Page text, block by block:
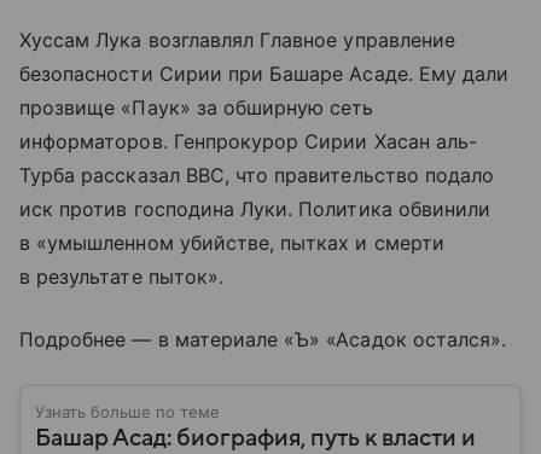
Хуссам Лука возглавлял Главное управление
безопасности Сирии при Башаре Асаде. Ему дали
прозвище «Паук» за обширную сеть
информаторов. Генпрокурор Сирии Хасан аль-
Турба рассказал BBC, что правительство подало
иск против господина Луки. Политика обвинили
в «умышленном убийстве, пытках и смерти
в результате пыток».
Подробнее — в материале «Ъ» «Асадок остался».
Узнать больше по теме
Башар Асад: биография, путь к власти и